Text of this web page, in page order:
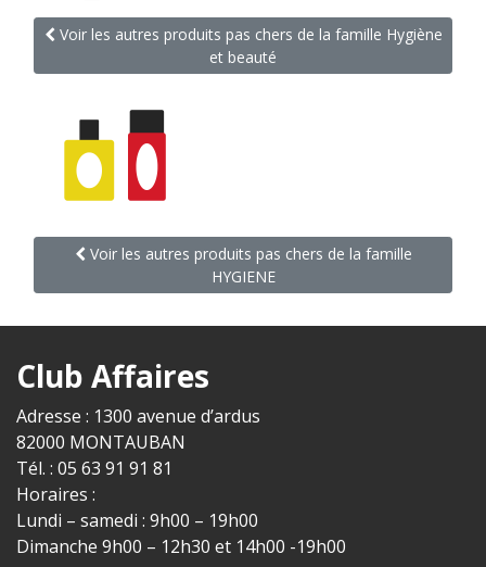
Voir les autres produits pas chers de la famille Hygiène
et beauté
Voir les autres produits pas chers de la famille
HYGIENE
Club Affaires
Adresse : 1300 avenue d’ardus
82000 MONTAUBAN
Tél. : 05 63 91 91 81
Horaires :
Lundi – samedi : 9h00 – 19h00
Dimanche 9h00 – 12h30 et 14h00 -19h00